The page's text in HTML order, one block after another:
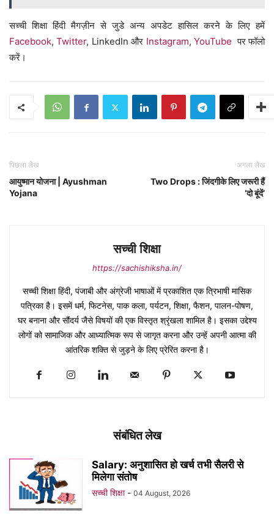
सच्ची शिक्षा हिंदी मैगज़ीन से जुडे अन्य अपडेट हासिल करने के लिए हमें
Facebook,Twitter, LinkedIn और Instagram, YouTube पर फॉलो
करें।
पिछला लेख
आयुष्मान योजना | Ayushman
Yojana
अगला लेख
Two Drops : जिंदगीके लिए जरूरी हैं
‘दो बूंदें’
सच्ची शिक्षा
https://sachishiksha.in/
सच्ची शिक्षा हिंदी, पंजाबी और अंग्रेजी भाषाओं में प्रकाशित एक त्रिभाषी मासिक
पत्रिका है। इसमें धर्म, फिटनेस, पाक कला, पर्यटन, शिक्षा, फैशन, पालन-पोषण,
घर बनाना और सौंदर्य जैसे विषयों की एक विस्तृत श्रृंखला शामिल है। इसका उद्देश्य
लोगों को सामाजिक और आध्यात्मिक रूप से जागृत करना और उन्हें अपनी आत्मा की
आंतरिक शक्ति से जुड़ने के लिए प्रेरित करना है।
संबंधित लेख
Salary: अनुशासित हो खर्च तभी सैलरी से
मिलेगा संतोष
सच्ची शिक्षा - 04 August, 2026